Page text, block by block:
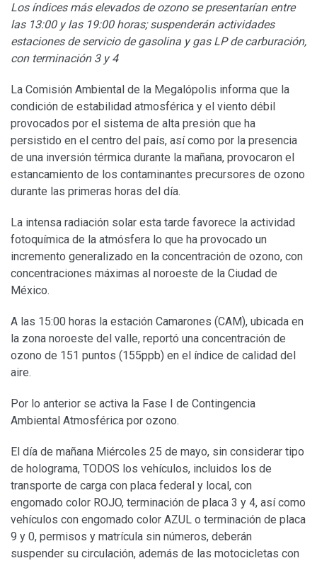
Los índices más elevados de ozono se presentarían entre
las 13:00 y las 19:00 horas; suspenderán actividades
estaciones de servicio de gasolina y gas LP de carburación,
con terminación 3 y 4
La Comisión Ambiental de la Megalópolis informa que la
condición de estabilidad atmosférica y el viento débil
provocados por el sistema de alta presión que ha
persistido en el centro del país, así como por la presencia
de una inversión térmica durante la mañana, provocaron el
estancamiento de los contaminantes precursores de ozono
durante las primeras horas del día.
La intensa radiación solar esta tarde favorece la actividad
fotoquímica de la atmósfera lo que ha provocado un
incremento generalizado en la concentración de ozono, con
concentraciones máximas al noroeste de la Ciudad de
México.
A las 15:00 horas la estación Camarones (CAM), ubicada en
la zona noroeste del valle, reportó una concentración de
ozono de 151 puntos (155ppb) en el índice de calidad del
aire.
Por lo anterior se activa la Fase I de Contingencia
Ambiental Atmosférica por ozono.
El día de mañana Miércoles 25 de mayo, sin considerar tipo
de holograma, TODOS los vehículos, incluidos los de
transporte de carga con placa federal y local, con
engomado color ROJO, terminación de placa 3 y 4, así como
vehículos con engomado color AZUL o terminación de placa
9 y 0, permisos y matrícula sin números, deberán
suspender su circulación, además de las motocicletas con